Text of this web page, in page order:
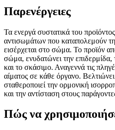
Παρενέργειες
Τα ενεργά συστατικά του
αντισωμάτων που καταπολεμούν
εισέρχεται στο σώμα. Το προϊόν
σώμα, ενυδατώνει την
και το σκάσιμο. Αναγεννά τις
αίματος σε κάθε όργανο.
σταθεροποιεί την ορμονική
και την αντίσταση στους
Πώς να